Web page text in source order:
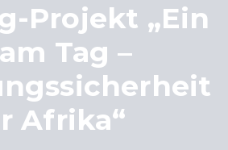
Projekt „Ein
Tag –
Afrika“